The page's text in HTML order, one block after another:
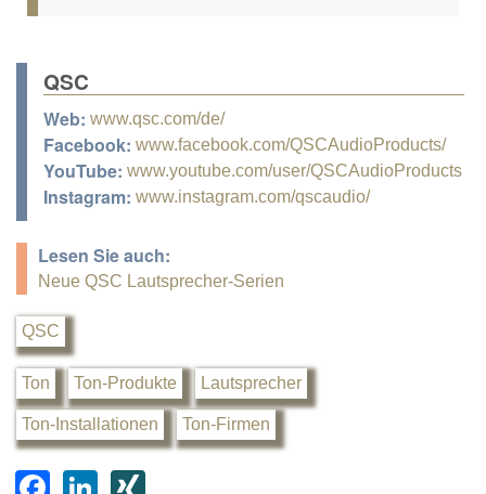
QSC
Web: www.qsc.com/de/
Facebook: www.facebook.com/QSCAudioProducts/
YouTube: www.youtube.com/user/QSCAudioProducts
Instagram: www.instagram.com/qscaudio/
Lesen Sie auch:
Neue QSC Lautsprecher-Serien
QSC
Ton Ton-Produkte Lautsprecher
Ton-Installationen Ton-Firmen
F
Li